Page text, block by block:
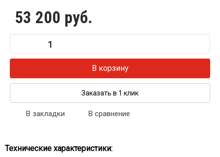
53 200 руб.
В корзину
Заказать в 1 клик
В закладки В сравнение
Технические характеристики: